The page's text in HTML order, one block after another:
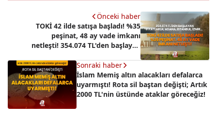
Önceki haber
TOKİ 42 ilde satışa başladı! %35
peşinat, 48 ay vade imkanı
netleşti! 354.074 TL'den başlayan
Çorum, Aydın, Mersin...
Sonraki haber
İslam Memiş altın alacakları defalarca
uyarmıştı! Rota sil baştan değişti; Artık
2000 TL'nin üstünde ataklar göreceğiz!